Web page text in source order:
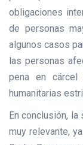
obligaciones
de personas
algunos casos
las personas
pena en cárcel
humanitarias
En conclusión,
muy relevante,